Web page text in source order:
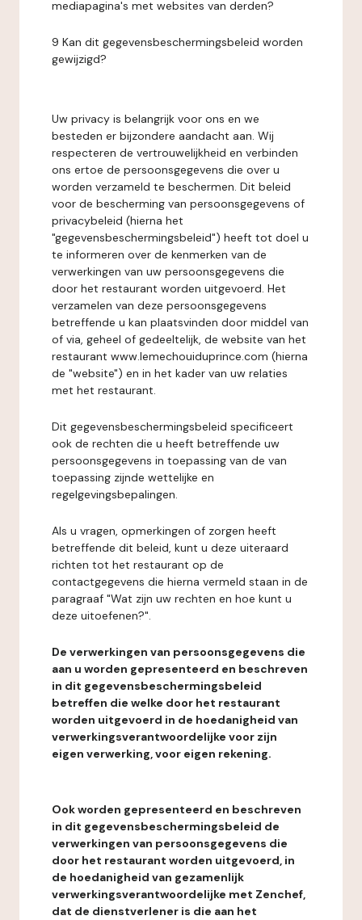
mediapagina's met websites van derden?
9 Kan dit gegevensbeschermingsbeleid worden
gewijzigd?
Uw privacy is belangrijk voor ons en we
besteden er bijzondere aandacht aan. Wij
respecteren de vertrouwelijkheid en verbinden
ons ertoe de persoonsgegevens die over u
worden verzameld te beschermen. Dit beleid
voor de bescherming van persoonsgegevens of
privacybeleid (hierna het
"gegevensbeschermingsbeleid") heeft tot doel u
te informeren over de kenmerken van de
verwerkingen van uw persoonsgegevens die
door het restaurant worden uitgevoerd. Het
verzamelen van deze persoonsgegevens
betreffende u kan plaatsvinden door middel van
of via, geheel of gedeeltelijk, de website van het
restaurant www.lemechouiduprince.com (hierna
de "website") en in het kader van uw relaties
met het restaurant.
Dit gegevensbeschermingsbeleid specificeert
ook de rechten die u heeft betreffende uw
persoonsgegevens in toepassing van de van
toepassing zijnde wettelijke en
regelgevingsbepalingen.
Als u vragen, opmerkingen of zorgen heeft
betreffende dit beleid, kunt u deze uiteraard
richten tot het restaurant op de
contactgegevens die hierna vermeld staan in de
paragraaf "Wat zijn uw rechten en hoe kunt u
deze uitoefenen?".
De verwerkingen van persoonsgegevens die
aan u worden gepresenteerd en beschreven
in dit gegevensbeschermingsbeleid
betreffen die welke door het restaurant
worden uitgevoerd in de hoedanigheid van
verwerkingsverantwoordelijke voor zijn
eigen verwerking, voor eigen rekening.
Ook worden gepresenteerd en beschreven
in dit gegevensbeschermingsbeleid de
verwerkingen van persoonsgegevens die
door het restaurant worden uitgevoerd, in
de hoedanigheid van gezamenlijk
verwerkingsverantwoordelijke met Zenchef,
dat de dienstverlener is die aan het